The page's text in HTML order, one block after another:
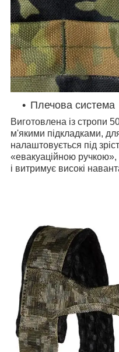
Плечова система
Виготовлена із стропи
м'якими підкладками,
налаштовується під
«евакуаційною
і витримує високі